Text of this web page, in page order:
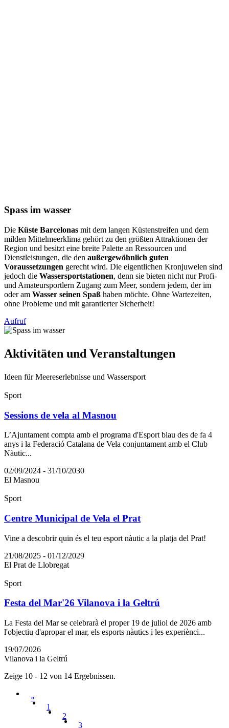
Spass im wasser
Die Küste Barcelonas mit dem langen Küstenstreifen und dem
milden Mittelmeerklima gehört zu den größten Attraktionen der
Region und besitzt eine breite Palette an Ressourcen und
Dienstleistungen, die den außergewöhnlich guten
Voraussetzungen gerecht wird. Die eigentlichen Kronjuwelen sind
jedoch die Wassersportstationen, denn sie bieten nicht nur Profi-
und Amateursportlern Zugang zum Meer, sondern jedem, der im
oder am Wasser seinen Spaß haben möchte. Ohne Wartezeiten,
ohne Probleme und mit garantierter Sicherheit!
Aufruf
Aktivitäten und Veranstaltungen
Ideen für Meereserlebnisse und Wassersport
Sport
Sessions de vela al Masnou
L’Ajuntament compta amb el programa d'Esport blau des de fa 4
anys i la Federació Catalana de Vela conjuntament amb el Club
Nàutic...
02/09/2024 - 31/10/2030
El Masnou
Sport
Centre Municipal de Vela el Prat
Vine a descobrir quin és el teu esport nàutic a la platja del Prat!
21/08/2025 - 01/12/2029
El Prat de Llobregat
Sport
Festa del Mar'26 Vilanova i la Geltrú
La Festa del Mar se celebrarà el proper 19 de juliol de 2026 amb
l'objectiu d'apropar el mar, els esports nàutics i les experiènci...
19/07/2026
Vilanova i la Geltrú
Zeige 10 - 12 von 14 Ergebnissen.
«
1
2
3